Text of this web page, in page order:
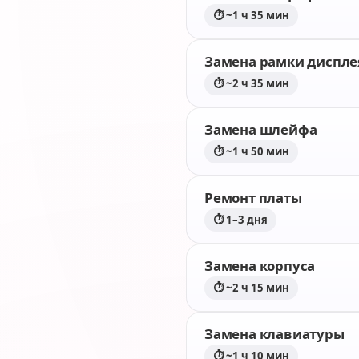
⏱ ~1 ч 35 мин
Замена рамки
⏱ ~2 ч 35 мин
Замена шлейфа
⏱ ~1 ч 50 мин
Ремонт платы
⏱ 1–3 дня
Замена корпуса
⏱ ~2 ч 15 мин
Замена клавиатуры
⏱ ~1 ч 10 мин